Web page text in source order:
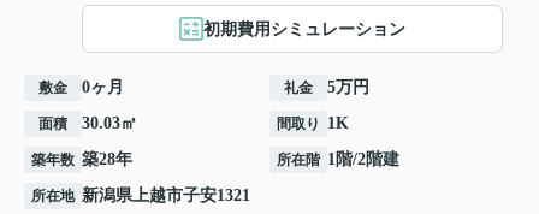
初期費用シミュレーション
敷金 0ヶ月 礼金 5万円
面積 30.03㎡ 間取り 1K
築年数 築28年 所在階 1階/2階建
所在地 新潟県上越市子安1321